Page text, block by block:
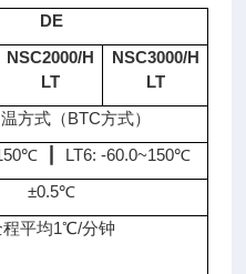
DE
NSC2000/H
LT
NSC3000/H
LT
方式（BTC方式）
┃ LT6: -60.0~150℃
±0.5℃
程平均1℃/分钟